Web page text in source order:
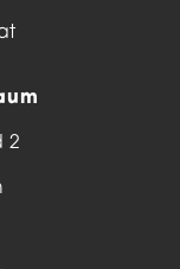
2